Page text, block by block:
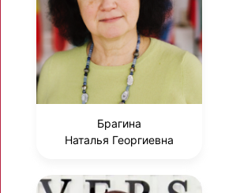
Брагина
Наталья Георгиевна